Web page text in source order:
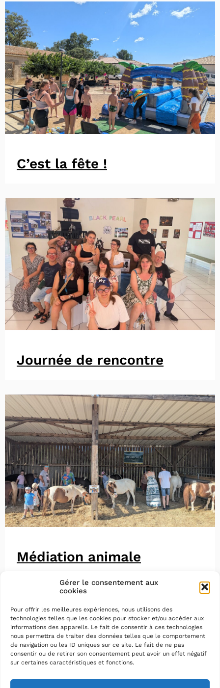
Gérer le consentement aux
cookies
Pour offrir les meilleures expériences, nous utilisons des
technologies telles que les cookies pour stocker et/ou accéder aux
informations des appareils. Le fait de consentir à ces technologies
nous permettra de traiter des données telles que le comportement
de navigation ou les ID uniques sur ce site. Le fait de ne pas
consentir ou de retirer son consentement peut avoir un effet négatif
sur certaines caractéristiques et fonctions.
C’est la fête !
Journée de rencontre
Médiation animale